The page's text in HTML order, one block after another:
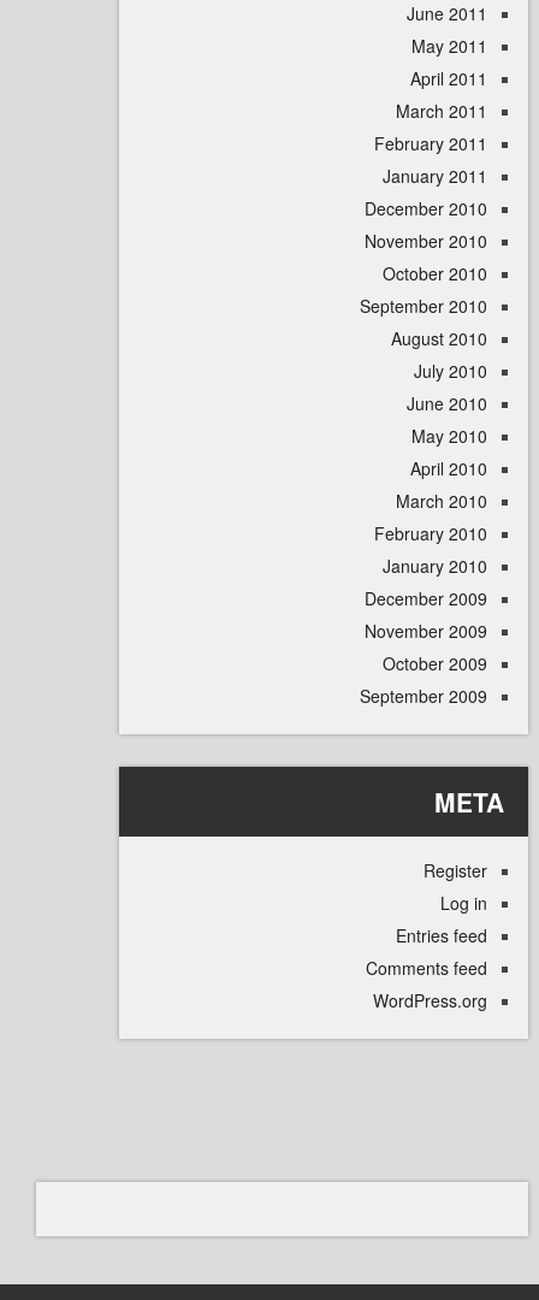
June
May
April
March
February
January
December
November
October
September
August
July
June
May
April
March
February
January
December
November
October
September
Entries
Comments